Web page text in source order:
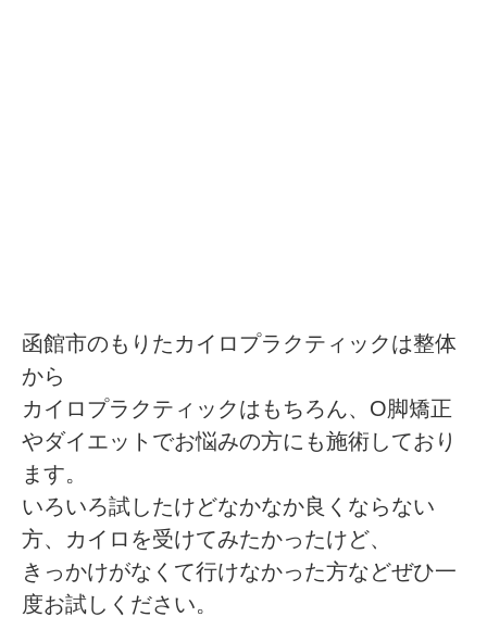
函館市のもりたカイロプラクティックは整体
から
カイロプラクティックはもちろん、O脚矯正
やダイエットでお悩みの方にも施術しており
ます。
いろいろ試したけどなかなか良くならない
方、カイロを受けてみたかったけど、
きっかけがなくて行けなかった方などぜひ一
度お試しください。